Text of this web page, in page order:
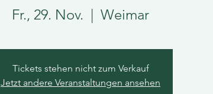
Fr., 29. Nov.
  |
Weimar
Tickets stehen nicht zum Verkauf
Jetzt andere Veranstaltungen ansehen